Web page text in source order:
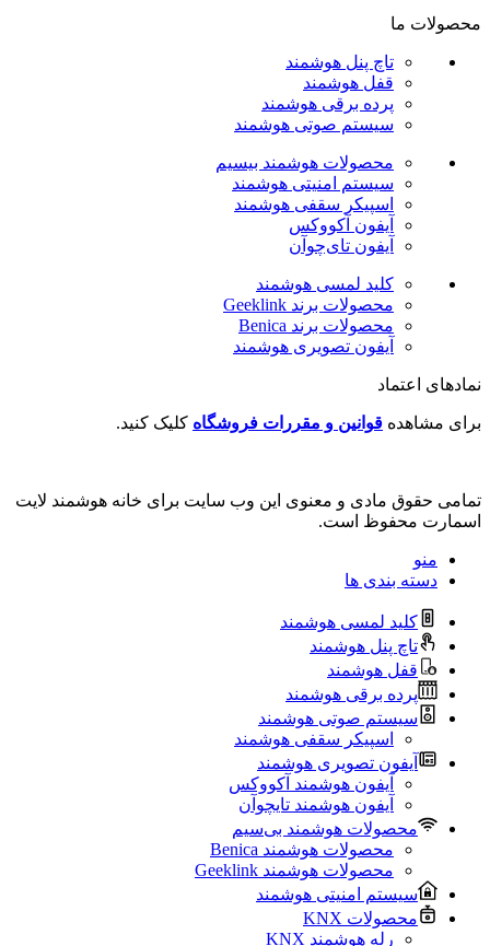
محصولات ما
تاچ پنل هوشمند
قفل هوشمند
پرده برقی هوشمند
سیستم صوتی هوشمند
محصولات هوشمند بیسیم
سیستم امنیتی هوشمند
اسپیکر سقفی هوشمند
آیفون آکووکس
آیفون تای‌چوآن
کلید لمسی هوشمند
محصولات برند Geeklink
محصولات برند ‌Benica
آیفون تصویری هوشمند
نمادهای اعتماد
برای مشاهده قوانین و مقررات فروشگاه کلیک کنید.
تمامی حقوق مادی و معنوی این وب سایت برای خانه هوشمند لایت
اسمارت محفوظ است.
منو
دسته بندی ها
کلید لمسی هوشمند
تاچ پنل هوشمند
قفل هوشمند
پرده برقی هوشمند
سیستم صوتی هوشمند
اسپیکر سقفی هوشمند
آیفون تصویری هوشمند
آیفون هوشمند آکووکس
آیفون هوشمند تایچوآن
محصولات هوشمند بی‌سیم
محصولات هوشمند Benica
محصولات هوشمند Geeklink
سیستم امنیتی هوشمند
محصولات KNX
رله هوشمند KNX